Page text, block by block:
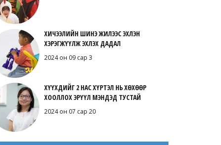
ХИЧЭЭЛИЙН ШИНЭ ЖИЛЭЭС ЭХЛЭН
ХЭРЭГЖҮҮЛЖ ЭХЛЭХ ДАДАЛ
2024 он 09 сар 3
ХҮҮХДИЙГ 2 НАС ХҮРТЭЛ НЬ ХӨХӨӨР
ХООЛЛОХ ЭРҮҮЛ МЭНДЭД ТУСТАЙ
2024 он 07 сар 20